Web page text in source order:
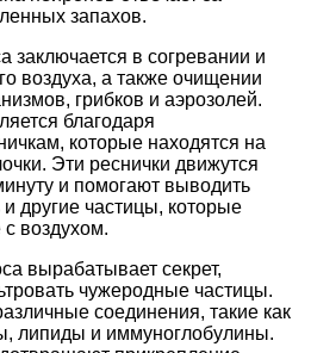
запахов.
заключается в согревании и
воздуха, а также очищении
грибков и аэрозолей.
благодаря
которые находятся на
Эти реснички движутся
и помогают выводить
другие частицы, которые
воздухом.
вырабатывает секрет,
чужеродные частицы.
соединения, такие как
липиды и иммуноглобулины.